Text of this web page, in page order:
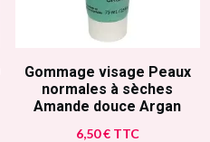
Gommage visage Peaux
normales à sèches
Amande douce Argan
6,50€ TTC